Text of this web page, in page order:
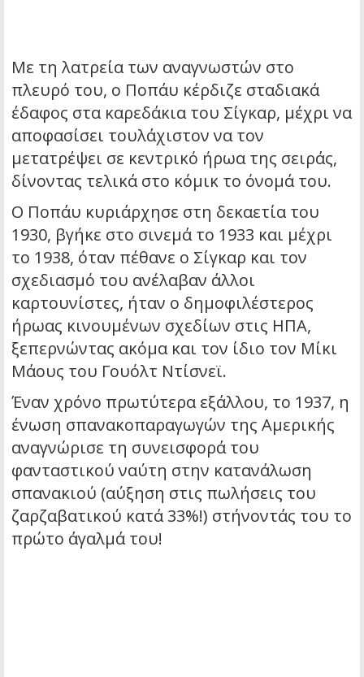
Με τη λατρεία των αναγνωστών στο
πλευρό του, ο Ποπάυ κέρδιζε σταδιακά
έδαφος στα καρεδάκια του Σίγκαρ, μέχρι να
αποφασίσει τουλάχιστον να τον
μετατρέψει σε κεντρικό ήρωα της σειράς,
δίνοντας τελικά στο κόμικ το όνομά του.
Ο Ποπάυ κυριάρχησε στη δεκαετία του
1930, βγήκε στο σινεμά το 1933 και μέχρι
το 1938, όταν πέθανε ο Σίγκαρ και τον
σχεδιασμό του ανέλαβαν άλλοι
καρτουνίστες, ήταν ο δημοφιλέστερος
ήρωας κινουμένων σχεδίων στις ΗΠΑ,
ξεπερνώντας ακόμα και τον ίδιο τον Μίκι
Μάους του Γουόλτ Ντίσνεϊ.
Έναν χρόνο πρωτύτερα εξάλλου, το 1937, η
ένωση σπανακοπαραγωγών της Αμερικής
αναγνώρισε τη συνεισφορά του
φανταστικού ναύτη στην κατανάλωση
σπανακιού (αύξηση στις πωλήσεις του
ζαρζαβατικού κατά 33%!) στήνοντάς του το
πρώτο άγαλμά του!